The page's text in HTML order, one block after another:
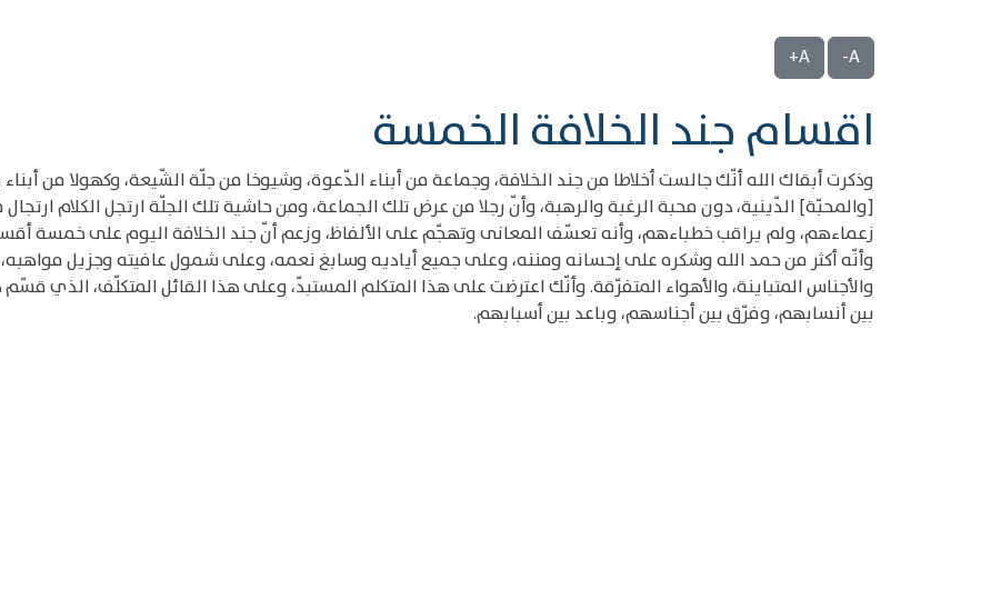
A-
A+
اقسام جند الخلافة الخمسة
وذكرت أبقاك الله أنّك جالست أخلاطا من جند الخلافة، وجماعة من أبناء الدّعوة، وشيوخا من جلّة الشّيعة، وكهولا من
[والمحبّة] الدّينية، دون محبة الرغبة والرهبة، وأنّ رجلا من عرض تلك الجماعة، ومن حاشية تلك الجلّة ارتجل الكلام
زعماءهم، ولم يراقب خطباءهم، وأنه تعسّف المعانى وتهجّم على الألفاظ، وزعم أنّ جند الخلافة اليوم على خمسة
وأنّه أكثر من حمد الله وشكره على إحسانه ومننه، وعلى جميع أياديه وسابغ نعمه، وعلى شمول عافيته وجزيل
والأجناس المتباينة، والأهواء المتفرّقة. وأنّك اعترضت على هذا المتكلم المستبدّ، وعلى هذا القائل المتكلّف، الذي
بين أنسابهم، وفرّق بين أجناسهم، وباعد بين أسبابهم.